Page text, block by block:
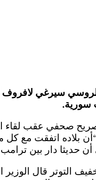
الروسي سيرغي
سورية.
صحفي عقب لقاء
“أن بلاده اتفقت مع
أن حديثا دار بين
التوتر قال